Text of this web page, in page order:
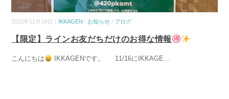
2022年11月18日｜ IKKAGEN / お知らせ / ブログ
【限定】ラインお友だちだけのお得な情報
こんにちは IKKAGENです。 11/16にIKKAGE...